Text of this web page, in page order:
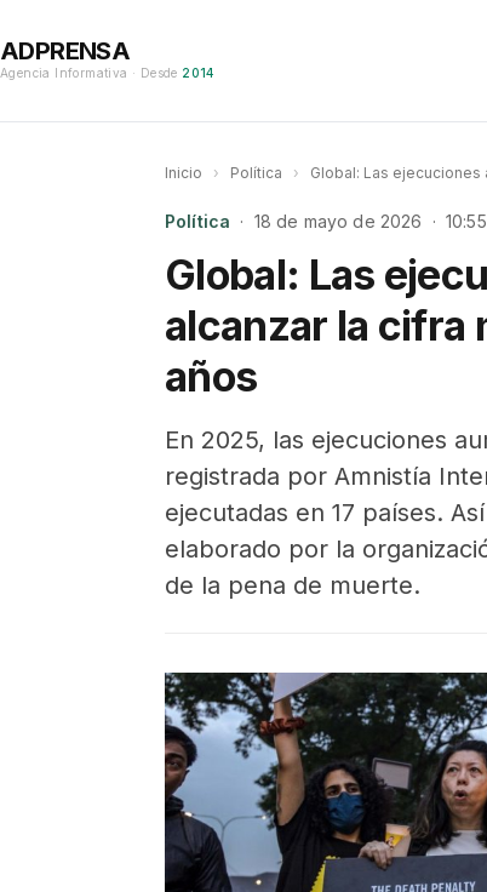
ADPRENSA
Agencia Informativa · Desde 2014
Inicio › Política › Global: Las ejecuciones
Política · 18 de mayo de 2026 ·
Global: Las
alcanzar la cifra
años
En 2025, las ejecuciones
registrada por Amnistía
ejecutadas en 17 países.
elaborado por la
de la pena de muerte.